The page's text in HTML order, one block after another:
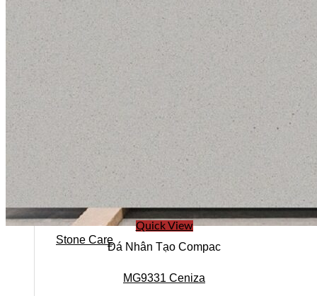
Stone Care
Quick View
Đá Nhân Tạo Compac
MG9331 Ceniza